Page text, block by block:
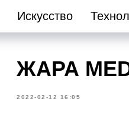
Искусство
ЖАРА
2022-02-12 16:05